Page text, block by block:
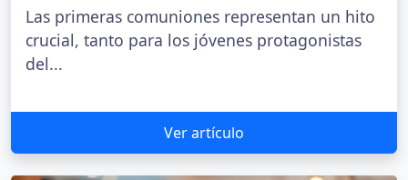
Las primeras comuniones representan un hito
crucial, tanto para los jóvenes protagonistas
del...
Ver artículo